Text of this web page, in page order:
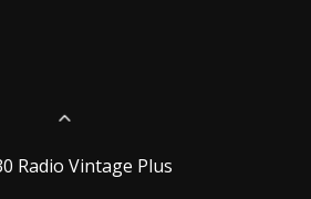
Radio Vintage Plus